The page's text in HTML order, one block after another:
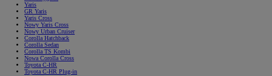
Yaris
GR Yaris
Yaris Cross
Nowy Yaris Cross
Nowy Urban Cruiser
Corolla Hatchback
Corolla Sedan
Corolla TS Kombi
Nowa Corolla Cross
Toyota C-HR
Toyota C-HR Plug-in